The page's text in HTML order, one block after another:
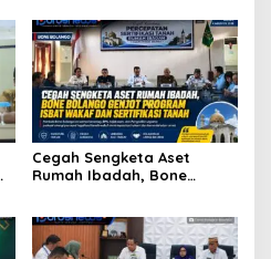
Pendidikan Bone Bolango
Cegah Sengketa Aset
Rumah Ibadah, Bone
Tanah